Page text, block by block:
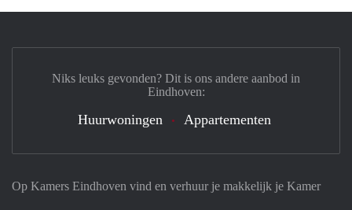
Op Kamers Eindhoven vind en verhuur je makkelijk je Kamer
Niks leuks gevonden? Dit is ons andere aanbod in
Eindhoven:
Huurwoningen Appartementen